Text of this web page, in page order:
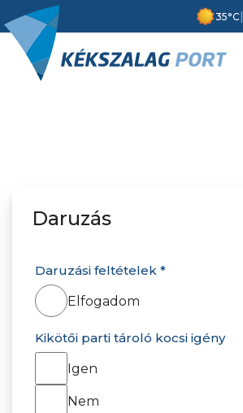
35°C|
Daruzás
Daruzási feltételek *
Elfogadom
Kikötői parti tároló kocsi igény
Igen
Nem